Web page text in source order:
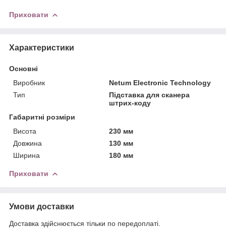
Приховати
Характеристики
Основні
Виробник
Netum Electronic Technology
Тип
Підставка для сканера
штрих-коду
Габаритні розміри
Висота
230 мм
Довжина
130 мм
Ширина
180 мм
Приховати
Умови доставки
Доставка здійснюється тільки по передоплаті.